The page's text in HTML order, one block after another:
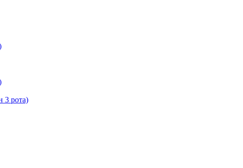
3 рота)